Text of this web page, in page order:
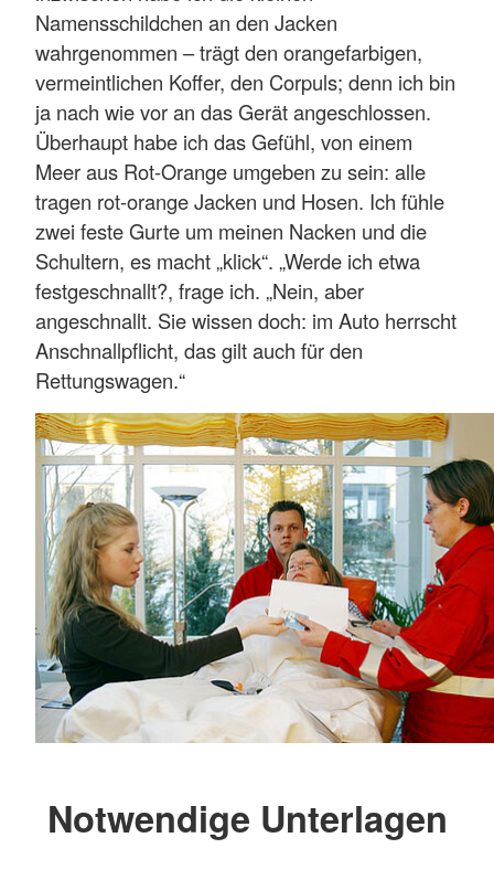
Namensschildchen an den Jacken
wahrgenommen – trägt den orangefarbigen,
vermeintlichen Koffer, den Corpuls; denn ich bin
ja nach wie vor an das Gerät angeschlossen.
Überhaupt habe ich das Gefühl, von einem
Meer aus Rot-Orange umgeben zu sein: alle
tragen rot-orange Jacken und Hosen. Ich fühle
zwei feste Gurte um meinen Nacken und die
Schultern, es macht „klick“. „Werde ich etwa
festgeschnallt?, frage ich. „Nein, aber
angeschnallt. Sie wissen doch: im Auto herrscht
Anschnallpflicht, das gilt auch für den
Rettungswagen.“
Notwendige Unterlagen